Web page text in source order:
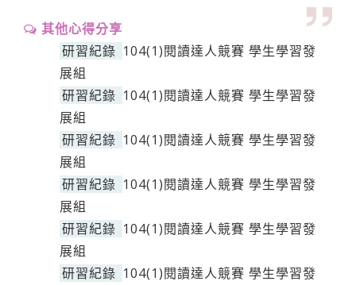
其他心得分享
研習紀錄 104(1)閱讀達人競賽 學生學習發
展組
研習紀錄 104(1)閱讀達人競賽 學生學習發
展組
研習紀錄 104(1)閱讀達人競賽 學生學習發
展組
研習紀錄 104(1)閱讀達人競賽 學生學習發
展組
研習紀錄 104(1)閱讀達人競賽 學生學習發
展組
研習紀錄 104(1)閱讀達人競賽 學生學習發